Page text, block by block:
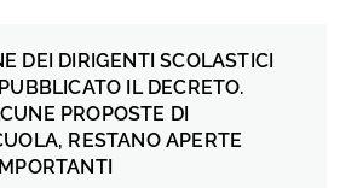
DEI DIRIGENTI SCOLASTICI
IL DECRETO.
PROPOSTE DI
RESTANO APERTE